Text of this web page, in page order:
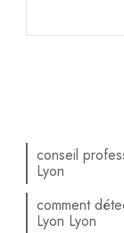
conseil
Lyon
comment
Lyon Lyon